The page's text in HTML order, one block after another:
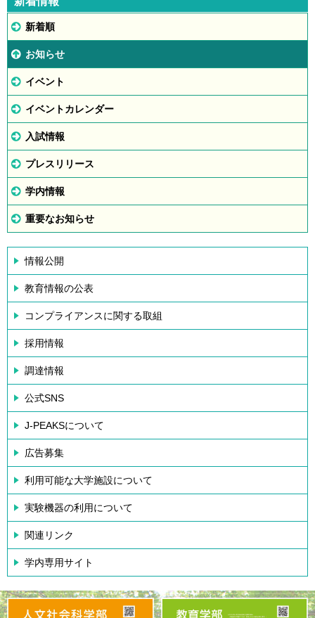
新着順
お知らせ
イベント
イベントカレンダー
入試情報
プレスリリース
学内情報
重要なお知らせ
情報公開
教育情報の公表
コンプライアンスに関する取組
採用情報
調達情報
公式SNS
J-PEAKSについて
広告募集
利用可能な大学施設について
実験機器の利用について
関連リンク
学内専用サイト